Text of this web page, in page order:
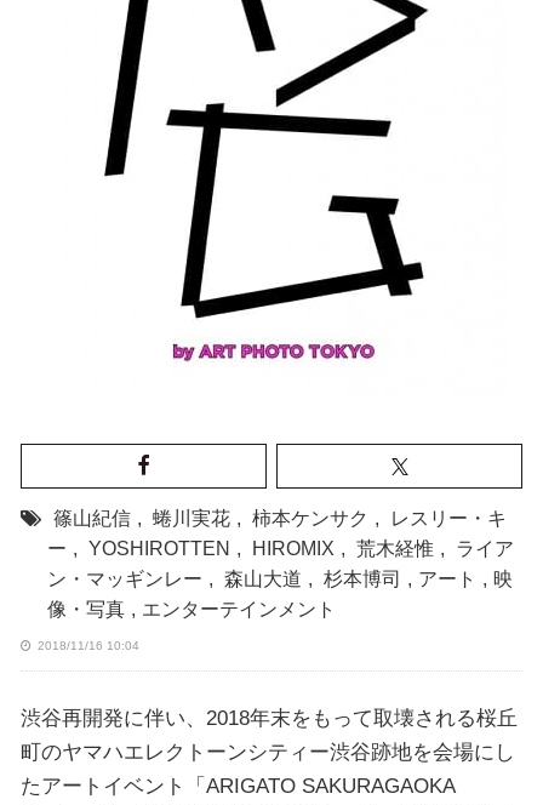
篠山紀信 , 蜷川実花 , 柿本ケンサク ,
レスリー・キ
ー , YOSHIROTTEN , HIROMIX , 荒木経惟 ,
ライア
ン・マッギンレー , 森山大道 , 杉本博司 , アート , 映
像・写真 , エンターテインメント
2018/11/16 10:04
渋谷再開発に伴い、2018年末をもって取壊される桜丘
町のヤマハエレクトーンシティー渋谷跡地を会場にし
たアートイベント「ARIGATO SAKURAGAOKA